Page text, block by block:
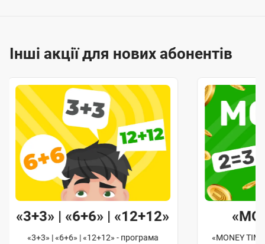
Інші акції для нових абонентів
«3+3» | «6+6» | «12+12»
«3+3» | «6+6» | «12+12» - програма
«MONEY